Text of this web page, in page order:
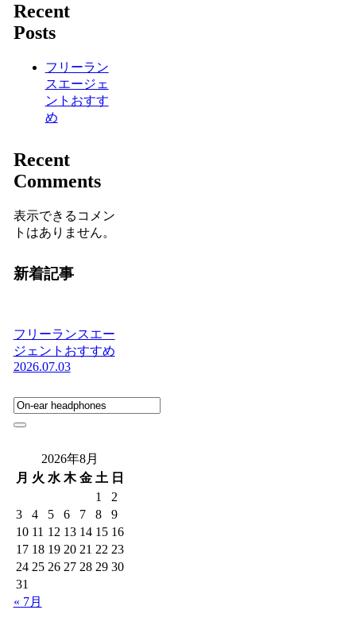
Recent
Posts
フリーラン
スエージェ
ントおすす
め
Recent
Comments
表示できるコメン
トはありません。
新着記事
フリーランスエー
ジェントおすすめ
2026.07.03
2026年8月
月 火 水 木 金 土 日
1
2
3
4 5 6 7 8
9
10 11 12 13 14 15 16
17 18 19 20 21 22 23
24 25 26 27 28 29 30
31
« 7月